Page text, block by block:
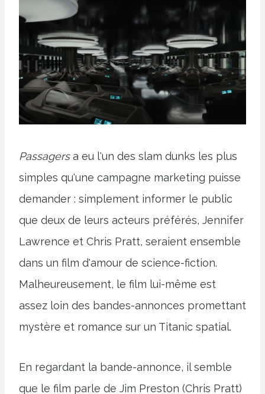
Passagersa eu l'un des slam dunks les plus
simples qu'une campagne marketing puisse
demander : simplement informer le public
que deux de leurs acteurs préférés, Jennifer
Lawrence et Chris Pratt, seraient ensemble
dans un film d'amour de science-fiction.
Malheureusement, le film lui-même est
assez loin des bandes-annonces promettant
mystère et romance sur un Titanic spatial.
En regardant la bande-annonce, il semble
que le film parle de Jim Preston (Chris Pratt)